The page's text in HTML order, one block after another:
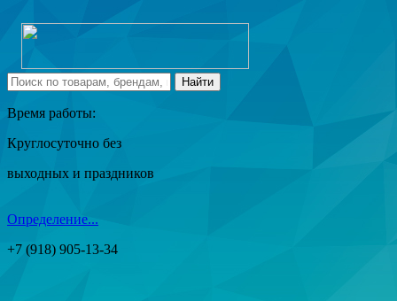
Время работы:
Круглосуточно без
выходных и праздников
Определение...
+7 (918) 905-13-34